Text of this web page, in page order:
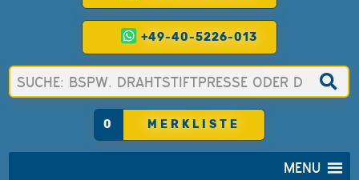
+49-40-5226-013
0 MERKLISTE
MENU